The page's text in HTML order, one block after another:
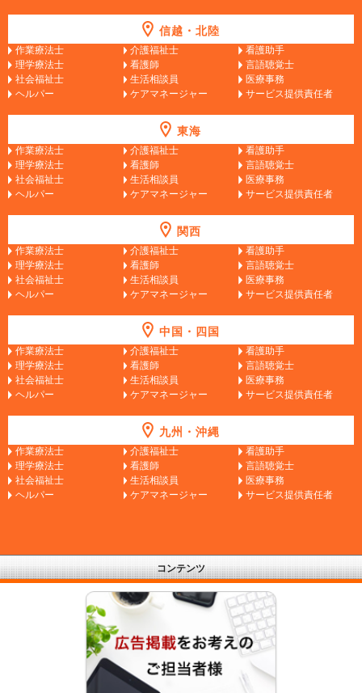
信越・北陸
作業療法士 介護福祉士
看護助手
理学療法士
看護師
言語聴覚士
社会福祉士
生活相談員
医療事務
ヘルパー
ケアマネージャー サービス提供責任者
東海
作業療法士 介護福祉士
看護助手
理学療法士
看護師
言語聴覚士
社会福祉士
生活相談員
医療事務
ヘルパー
ケアマネージャー サービス提供責任者
関西
作業療法士 介護福祉士
看護助手
理学療法士
看護師
言語聴覚士
社会福祉士
生活相談員
医療事務
ヘルパー
ケアマネージャー サービス提供責任者
中国・四国
作業療法士 介護福祉士
看護助手
理学療法士
看護師
言語聴覚士
社会福祉士
生活相談員
医療事務
ヘルパー
ケアマネージャー サービス提供責任者
九州・沖縄
作業療法士 介護福祉士
看護助手
理学療法士
看護師
言語聴覚士
社会福祉士
生活相談員
医療事務
ヘルパー
ケアマネージャー サービス提供責任者
コンテンツ